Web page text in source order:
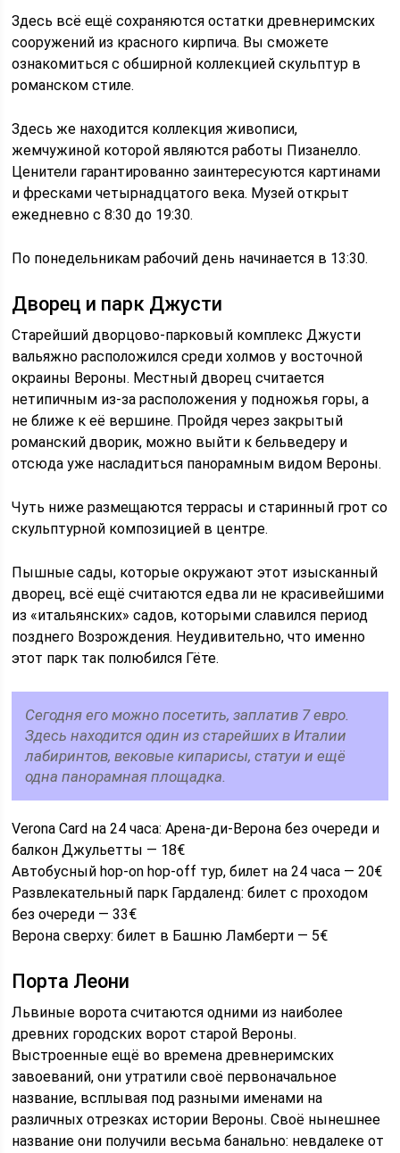
Здесь всё ещё сохраняются остатки древнеримских
сооружений из красного кирпича. Вы сможете
ознакомиться с обширной коллекцией скульптур в
романском стиле.
Здесь же находится коллекция живописи,
жемчужиной которой являются работы Пизанелло.
Ценители гарантированно заинтересуются картинами
и фресками четырнадцатого века. Музей открыт
ежедневно с 8:30 до 19:30.
По понедельникам рабочий день начинается в 13:30.
Дворец и парк Джусти
Старейший дворцово-парковый комплекс Джусти
вальяжно расположился среди холмов у восточной
окраины Вероны. Местный дворец считается
нетипичным из-за расположения у подножья горы, а
не ближе к её вершине. Пройдя через закрытый
романский дворик, можно выйти к бельведеру и
отсюда уже насладиться панорамным видом Вероны.
Чуть ниже размещаются террасы и старинный грот со
скульптурной композицией в центре.
Пышные сады, которые окружают этот изысканный
дворец, всё ещё считаются едва ли не красивейшими
из «итальянских» садов, которыми славился период
позднего Возрождения. Неудивительно, что именно
этот парк так полюбился Гёте.
Сегодня его можно посетить, заплатив 7 евро.
Здесь находится один из старейших в Италии
лабиринтов, вековые кипарисы, статуи и ещё
одна панорамная площадка.
Verona Card на 24 часа: Арена-ди-Верона без очереди и
балкон Джульетты — 18€
Автобусный hop-on hop-off тур, билет на 24 часа — 20€
Развлекательный парк Гардаленд: билет с проходом
без очереди — 33€
Верона сверху: билет в Башню Ламберти — 5€
Порта Леони
Львиные ворота считаются одними из наиболее
древних городских ворот старой Вероны.
Выстроенные ещё во времена древнеримских
завоеваний, они утратили своё первоначальное
название, всплывая под разными именами на
различных отрезках истории Вероны. Своё нынешнее
название они получили весьма банально: невдалеке от